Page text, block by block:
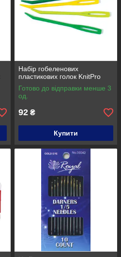
Набір гобеленових
пластикових голок KnitPro
Готово до відправки менше 3
од.
92 ₴
Купити